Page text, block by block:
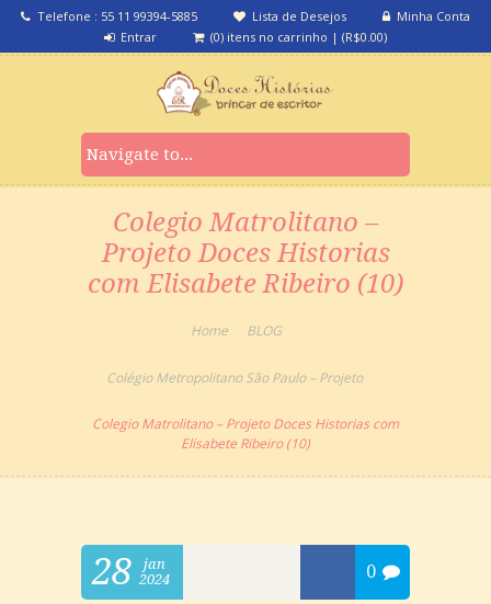
Telefone : 55 11 99394-5885 Lista de Desejos
Minha Conta
Entrar
(0) itens no carrinho | (R$0.00)
Colegio Matrolitano –
Projeto Doces Historias
com Elisabete Ribeiro (10)
Home BLOG
Colégio Metropolitano São Paulo – Projeto
Colegio Matrolitano – Projeto Doces Historias com
Elisabete Ribeiro (10)
28
jan
2024
0